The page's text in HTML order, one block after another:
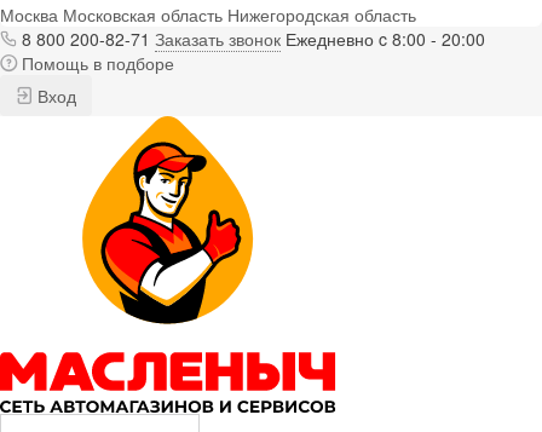
Москва Московская область Нижегородская область
8 800 200-82-71 Заказать звонок Ежедневно c 8:00 - 20:00
Помощь в подборе
Вход